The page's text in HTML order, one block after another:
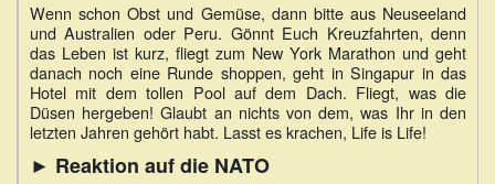
Wenn schon Obst und Gemüse, dann bitte aus Neuseeland
und Australien oder Peru. Gönnt Euch Kreuzfahrten, denn
das Leben ist kurz, fliegt zum New York Marathon und geht
danach noch eine Runde shoppen, geht in Singapur in das
Hotel mit dem tollen Pool auf dem Dach. Fliegt, was die
Düsen hergeben! Glaubt an nichts von dem, was Ihr in den
letzten Jahren gehört habt. Lasst es krachen, Life is Life!
► Reaktion auf die NATO